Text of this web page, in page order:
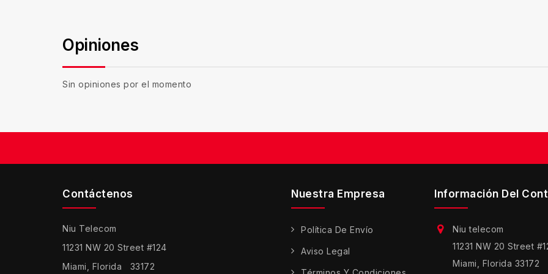
Opiniones
Sin opiniones por el momento
Contáctenos
Niu Telecom
11231 NW 20 Street #124
Miami, Florida 33172
Nuestra Empresa
Política De Envío
Aviso Legal
Información Del
Niu telecom
11231 NW 20 Street
Miami, Florida 33172